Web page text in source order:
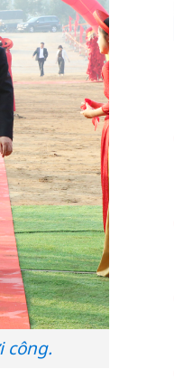
công.